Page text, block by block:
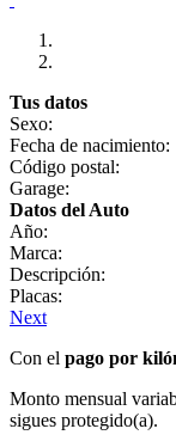
Tus datos
Sexo:
Fecha de nacimiento:
Código postal:
Garage:
Datos del Auto
Año:
Marca:
Descripción:
Placas:
Next
Con el pago por
Monto mensual
sigues protegido(a).